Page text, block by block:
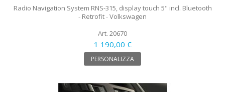
Radio Navigation System RNS-315, display touch 5" incl. Bluetooth
- Retrofit - Volkswagen
Art. 20670
1 190,00 €
PERSONALIZZA